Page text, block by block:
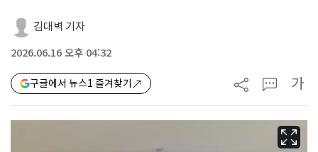
김대벽 기자
2026.06.16 오후 04:32
구글에서 뉴스1 즐겨찾기 가